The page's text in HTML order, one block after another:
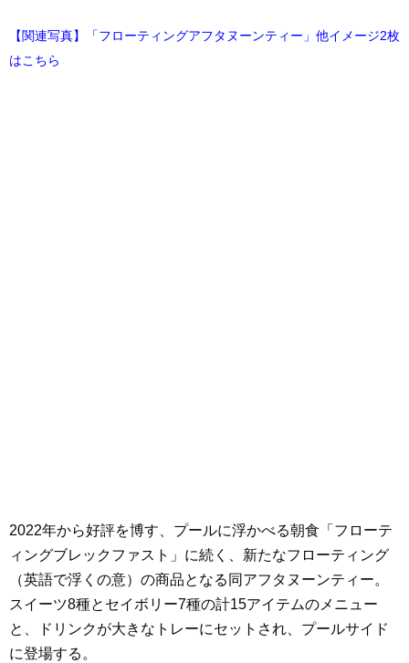
【関連写真】「フローティングアフタヌーンティー」他イメージ2枚
はこちら
2022年から好評を博す、プールに浮かべる朝食「フローテ
ィングブレックファスト」に続く、新たなフローティング
（英語で浮くの意）の商品となる同アフタヌーンティー。
スイーツ8種とセイボリー7種の計15アイテムのメニュー
と、ドリンクが大きなトレーにセットされ、プールサイド
に登場する。